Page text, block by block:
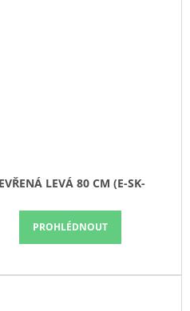
LEVÁ 80 CM (E-SK-
PROHLÉDNOUT